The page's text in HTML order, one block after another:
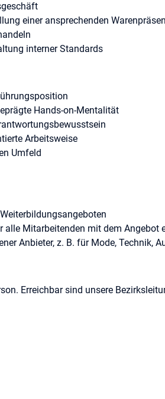
einer ansprechenden
interner Standards
Hands-on-Mentalität
Arbeitsweise
Umfeld
Mitarbeitenden mit dem Angebot
Anbieter, z. B. für Mode, Technik,
Erreichbar sind unsere